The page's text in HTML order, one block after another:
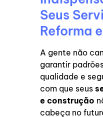
Seus
Reforma
A gente não
garantir
qualidade e
com que seus
e construção
cabeça no